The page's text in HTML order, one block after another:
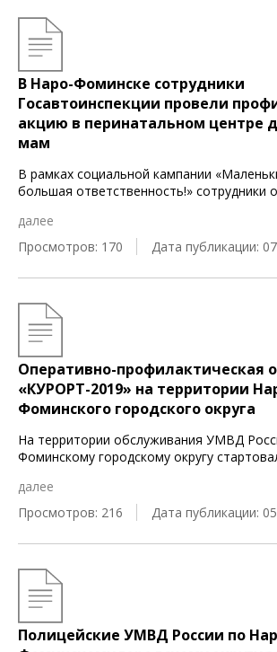
В Наро-Фоминске сотрудники
Госавтоинспекции провели
акцию в перинатальном центре
мам
В рамках социальной кампании
большая ответственность!» сотрудники
далее
Просмотров: 170
Дата публикации:
Оперативно-профилактическая
«КУРОРТ-2019» на территории
Фоминского городского округа
На территории обслуживания УМВД
Фоминскому городскому округу
далее
Просмотров: 216
Дата публикации:
Полицейские УМВД России по